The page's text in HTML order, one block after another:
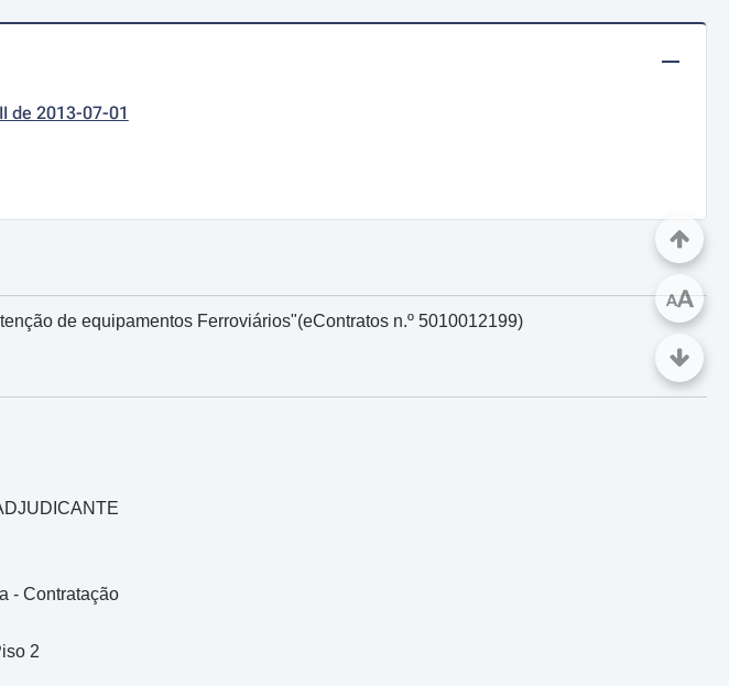
de 2013-07-01
de equipamentos Ferroviários"(eContratos n.º 5010012199)
- Contratação
2
AA